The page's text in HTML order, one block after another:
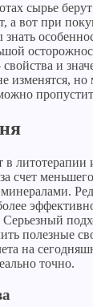
сырье берут
а вот при
и
изменятся,
в литотерапии
счет
полезные
на
точно.